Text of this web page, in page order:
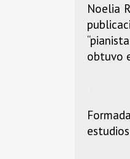
Noelia
obtuvo